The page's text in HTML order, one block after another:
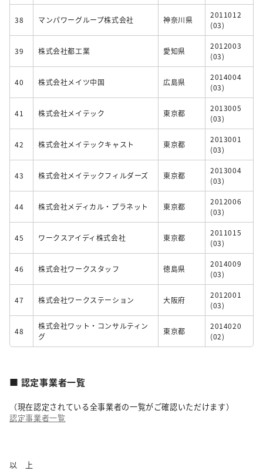
38 マンパワーグループ株式会社 神奈川県
2011012
(03)
39 株式会社都工業 愛知県
2012003
(03)
40 株式会社メイツ中国 広島県
2014004
(03)
41 株式会社メイテック 東京都
2013005
(03)
42 株式会社メイテックキャスト 東京都
2013001
(03)
43 株式会社メイテックフィルダーズ 東京都
2013004
(03)
44 株式会社メディカル・プラネット 東京都
2012006
(03)
45 ワークスアイディ株式会社 東京都
2011015
(03)
46 株式会社ワークスタッフ 徳島県
2014009
(03)
47 株式会社ワークステーション 大阪府
2012001
(03)
48
株式会社ワット・コンサルティン
グ
東京都
2014020
(02)
■ 認定事業者一覧
（現在認定されている全事業者の一覧がご確認いただけます）
認定事業者一覧
以 上